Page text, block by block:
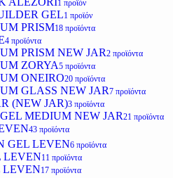
1 προϊόν
GEL1 προϊόν
PRISM18 προϊόντα
4 προϊόντα
PRISM NEW JAR2 προϊόντα
ZORYA5 προϊόντα
ONEIRO20 προϊόντα
GLASS NEW JAR7 προϊόντα
(NEW JAR)3 προϊόντα
MEDIUM NEW JAR21 προϊόντα
43 προϊόντα
GEL LEVEN6 προϊόντα
LEVEN11 προϊόντα
LEVEN17 προϊόντα